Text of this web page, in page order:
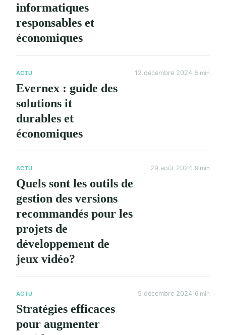
informatiques
responsables et
économiques
ACTU
Evernex : guide des
solutions it
durables et
économiques
12 décembre 2024 5 min
ACTU
Quels sont les outils de
gestion des versions
recommandés pour les
projets de
développement de
jeux vidéo?
29 août 2024 9 min
ACTU
Stratégies efficaces
pour augmenter
5 décembre 2024 6 min